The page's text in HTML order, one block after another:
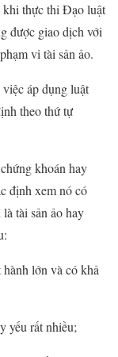
khi thực thi Đạo luật
được giao dịch với
vi tài sản ảo.
áp dụng luật
theo thứ tự
khoán hay
định xem nó có
tài sản ảo hay
lớn và có khả
yếu rất nhiều;